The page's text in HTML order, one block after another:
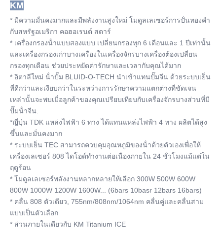
KM
* มีความมั่นคงมากและมีพลังงานสูงใหม่ โมดูลเลเซอร์การปั่นทองคํา
กับสหรัฐอเมริกา คอฮอเรนต์ สตาร์
* เครื่องกรองน้ําแบบสองแบบ เปลี่ยนกรองทุก 6 เดือนและ 1 ปีเท่านั้น
และเครื่องกรองเก่าบางเครื่องในเครื่องจักรบางเครื่องต้องเปลี่ยน
กรองทุกเดือน ช่วยประหยัดค่ารักษาและเวลากับคุณได้มาก
* อิตาลีใหม่ น้ําปั๊ม BLUID-O-TECH นําเข้าแทนปั๊มจีน ด้วยระบบเย็น
ที่ดีกว่าและเงียบกว่าในระหว่างการรักษาความแตกต่างที่ชัดเจน
เหล่านั้นจะพบเมื่อลูกค้าของคุณเปรียบเทียบกับเครื่องจักรบางส่วนที่มี
ปั๊มน้ําจีน.
*ญี่ปุ่น TDK แหล่งไฟฟ้า 6 ทาง ได้แทนแหล่งไฟฟ้า 4 ทาง ผลิตได้สูง
ขึ้นและมั่นคงมาก
* ระบบเย็น TEC สามารถควบคุมอุณหภูมิของน้ําด้วยตัวเองเพื่อให้
เครื่องเลเซอร์ 808 ไดโอด์ทํางานต่อเนื่องภายใน 24 ชั่วโมงแม้แต่ใน
ฤดูร้อน
* โมดูลเลเซอร์พลังงานหลากหลายให้เลือก 300W 500W 600W
800W 1000W 1200W 1600W... (6bars 10basr 12bars 16bars)
* คลื่น 808 ตัวเดียว, 755nm/808nm/1064nm คลื่นคู่และคลื่นสาม
แบบเป็นตัวเลือก
* ส่วนภายในเดียวกับ KM Titanium ICE